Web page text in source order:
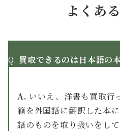
よくあ
Q. 買取できるのは日本語の
A. いいえ、洋書も買取行
籍を外国語に翻訳した本
語のものを取り扱いをして